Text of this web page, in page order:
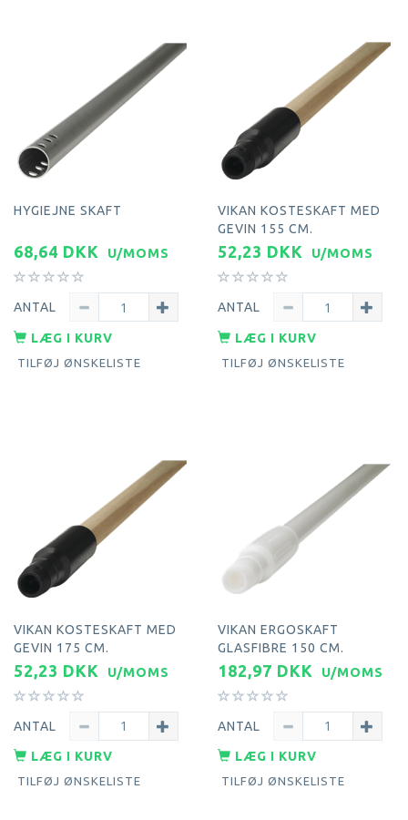
HYGIEJNE SKAFT
68,64 DKK U/MOMS
ANTAL
LÆG I KURV
TILFØJ ØNSKELISTE
VIKAN KOSTESKAFT MED
GEVIN 155 CM.
52,23 DKK U/MOMS
ANTAL
LÆG I KURV
TILFØJ ØNSKELISTE
VIKAN KOSTESKAFT MED
GEVIN 175 CM.
52,23 DKK U/MOMS
ANTAL
LÆG I KURV
TILFØJ ØNSKELISTE
VIKAN ERGOSKAFT
GLASFIBRE 150 CM.
182,97 DKK U/MOMS
ANTAL
LÆG I KURV
TILFØJ ØNSKELISTE